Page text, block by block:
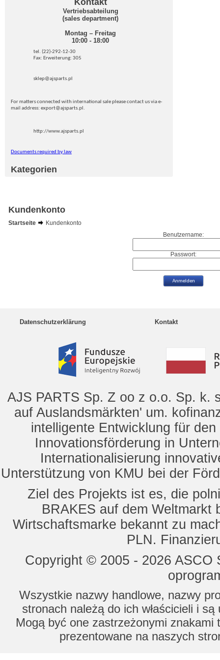
Kontakt
Vertriebsabteilung
(sales department)
Montag – Freitag
10:00 - 18:00
tel. (22)-292-12-30
Fax: Erweiterung: 305
sklep@ajsparts.pl
For matters connected with international sale please contact us via e-
mail address: export@ajsparts.pl.
http://www.ajsparts.pl
Documents required by law
Kategorien
Kundenkonto
Startseite
Kundenkonto
Benutzername:
Passwort:
Datenschutzerklärung Kontakt
AJS PARTS Sp. Z oo z o.o. Sp. k.
auf Auslandsmärkten' um.
intelligente Entwicklung für
Innovationsförderung in
Internationalisierung
Unterstützung von KMU bei der
Ziel des Projekts ist es, die
BRAKES auf dem Weltmarkt
Wirtschaftsmarke bekannt zu
PLN.
Copyright © 2005 - 2026
Wszystkie nazwy handlowe, nazwy
stronach należą do ich właścicieli i
Mogą być one zastrzeżonymi znakami
prezentowane na naszych